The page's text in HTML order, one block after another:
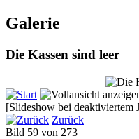
Galerie
Die Kassen sind leer
[Slideshow bei deaktiviertem
Zurück
Bild 59 von 273